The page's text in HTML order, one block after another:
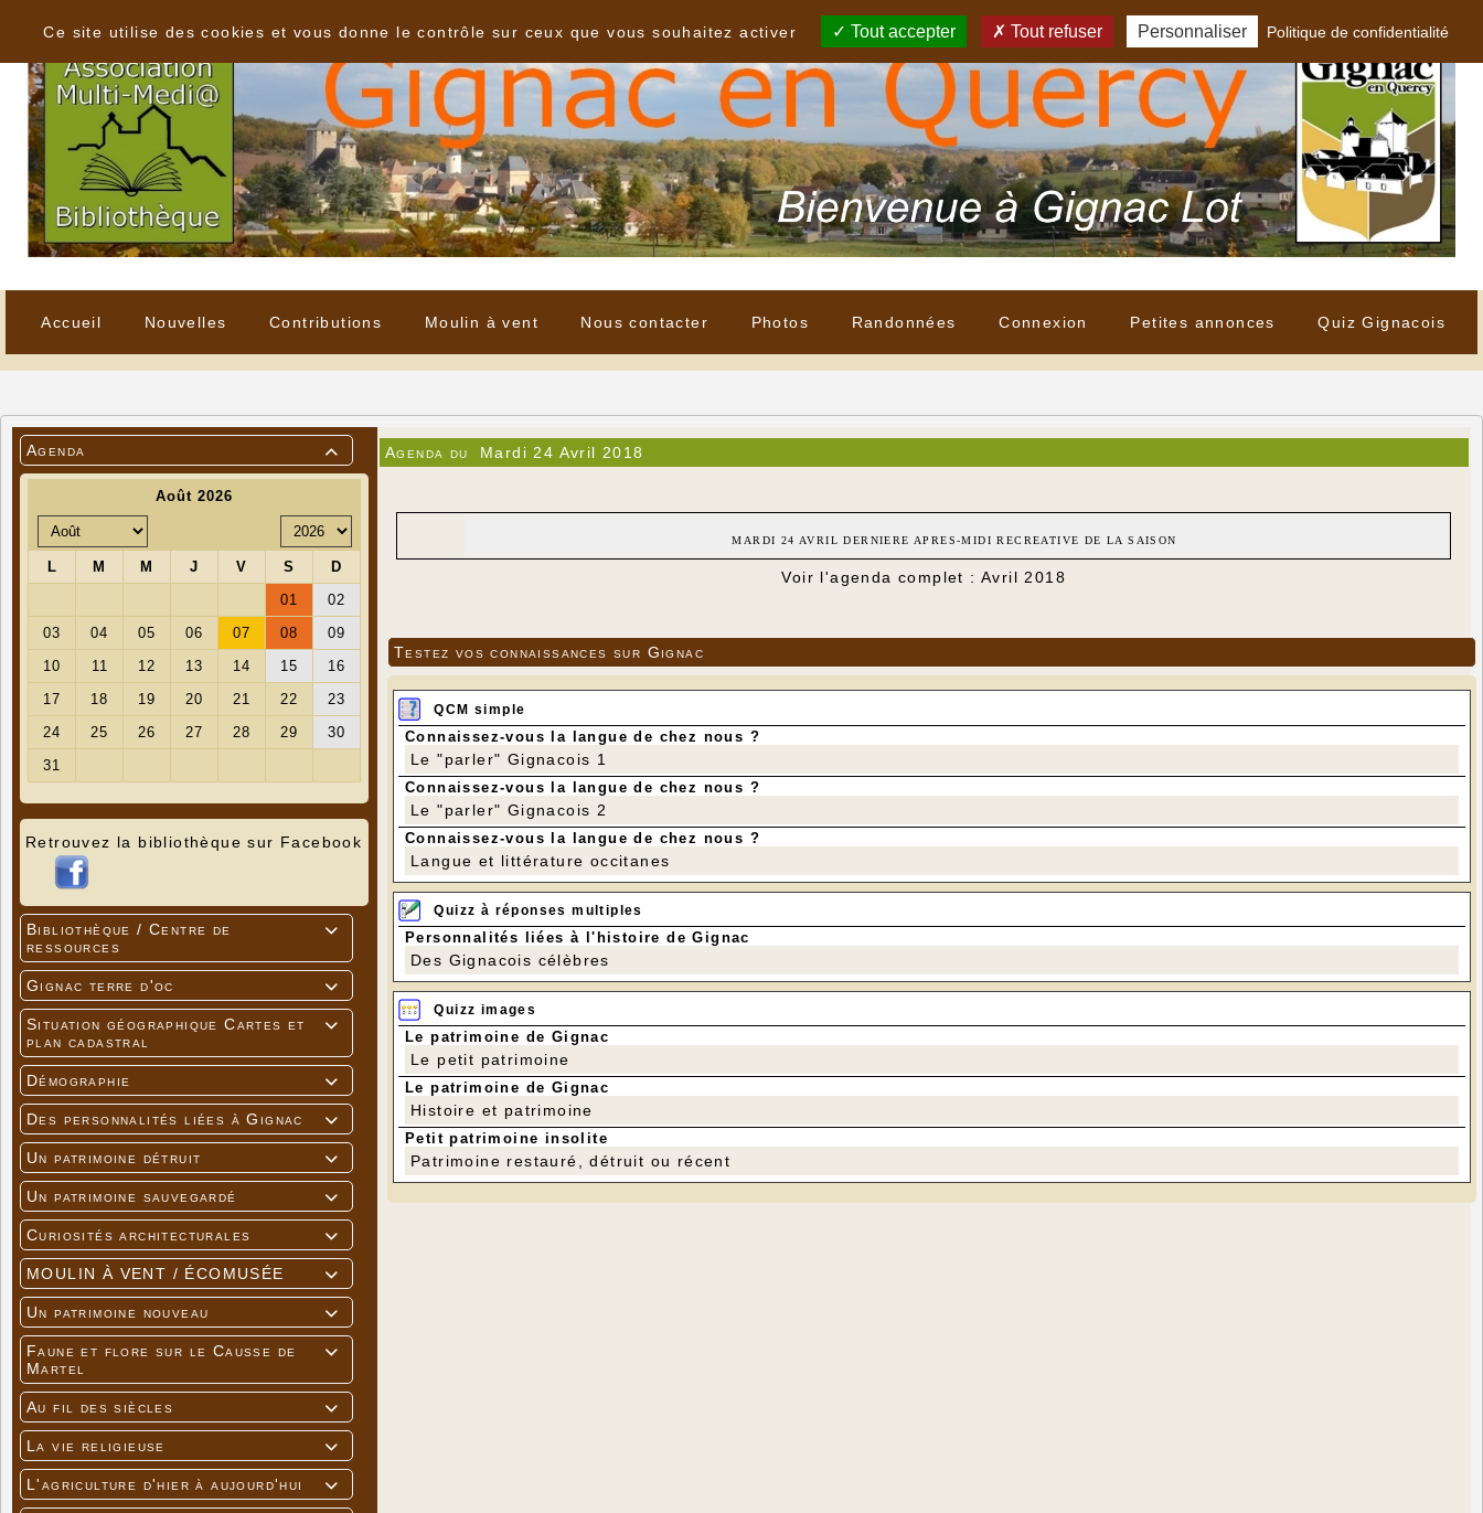
Accueil Nouvelles Contributions Moulin à vent Nous contacter Photos Randonnées Connexion Petites annonces Quiz Gignacois

Agenda
Retrouvez la bibliothèque sur Facebook

Bibliothèque / Centre de
ressources

Gignac terre d'oc

Situation géographique Cartes et
plan cadastral

Démographie

Des personnalités liées à Gignac

Un patrimoine détruit

Un patrimoine sauvegardé

Curiosités architecturales

MOULIN À VENT / ÉCOMUSÉE

Un patrimoine nouveau

Faune et flore sur le Causse de
Martel

Au fil des siècles

La vie religieuse

L'agriculture d'hier à aujourd'hui
Agenda du Mardi 24 Avril 2018
MARDI 24 AVRIL DERNIERE APRES-MIDI RECREATIVE DE LA SAISON
Voir l'agenda complet : Avril 2018
Testez vos connaissances sur Gignac
QCM simple
Connaissez-vous la langue de chez nous ?
Le "parler" Gignacois 1
Connaissez-vous la langue de chez nous ?
Le "parler" Gignacois 2
Connaissez-vous la langue de chez nous ?
Langue et littérature occitanes
Quizz à réponses multiples
Personnalités liées à l'histoire de Gignac
Des Gignacois célèbres
Quizz images
Le patrimoine de Gignac
Le petit patrimoine
Le patrimoine de Gignac
Histoire et patrimoine
Petit patrimoine insolite
Patrimoine restauré, détruit ou récent
Ce site utilise des cookies et vous donne le contrôle sur ceux que vous souhaitez activer
Tout accepter Tout refuser Personnaliser Politique de confidentialité